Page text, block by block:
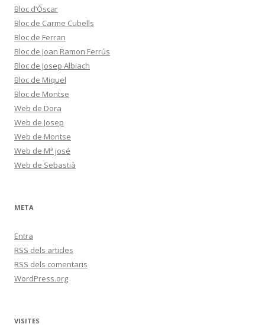
Bloc d’Óscar
Bloc de Carme Cubells
Bloc de Ferran
Bloc de Joan Ramon Ferrús
Bloc de Josep Albiach
Bloc de Miquel
Bloc de Montse
Web de Dora
Web de Josep
Web de Montse
Web de Mª josé
Web de Sebastià
META
Entra
RSS dels articles
RSS dels comentaris
WordPress.org
VISITES